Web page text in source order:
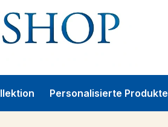
Personalisierte Produkte